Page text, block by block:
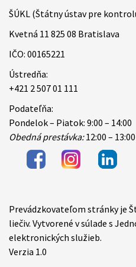
ŠÚKL (Štátny ústav pre
Kvetná 11 825 08 Bratislava
IČO: 00165221
Ústredňa:
+421 2 507 01 111
Podateľňa:
Pondelok – Piatok: 9:00 – 14:00
Obedná prestávka:12:00 – 13:00
Items
Prevádzkovateľom stránky je
liečiv. Vytvorené v súlade s
elektronických služieb.
Verzia 1.0